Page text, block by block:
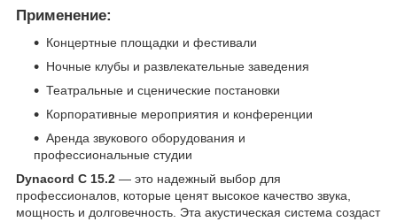
Применение:
Концертные площадки и фестивали
Ночные клубы и развлекательные заведения
Театральные и сценические постановки
Корпоративные мероприятия и конференции
Аренда звукового оборудования и
профессиональные студии
Dynacord C 15.2 — это надежный выбор для
профессионалов, которые ценят высокое качество звука,
мощность и долговечность. Эта акустическая система создаст